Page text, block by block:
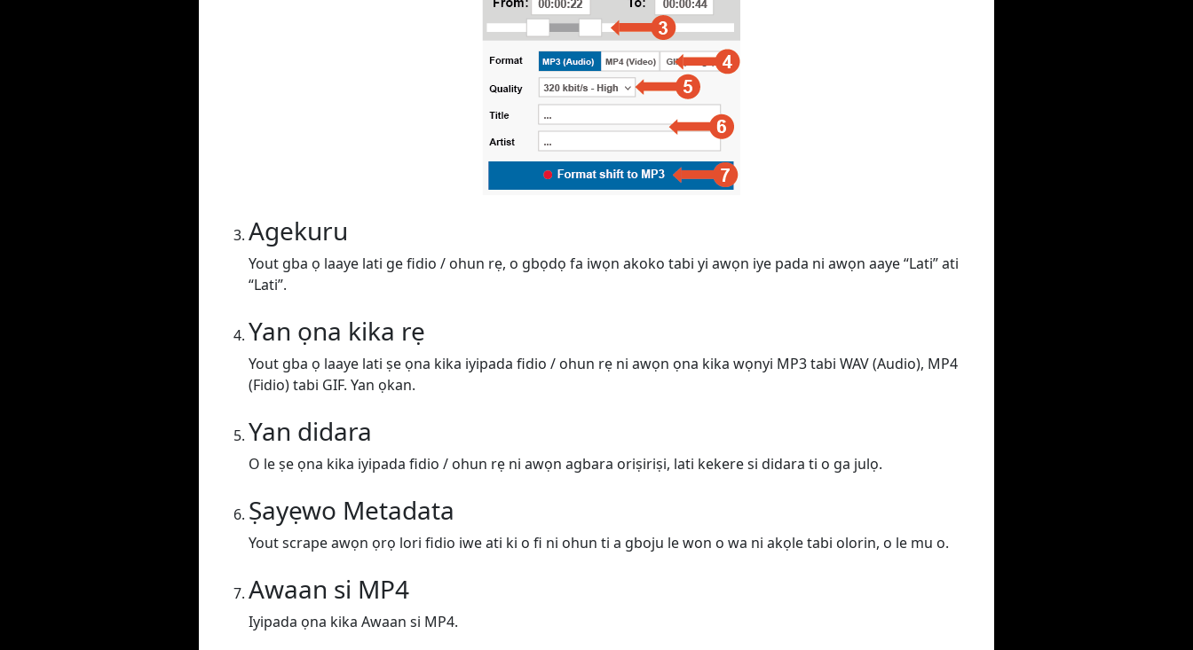
Agekuru
Yout gba ọ laaye lati ge fidio / ohun rẹ, o gbọdọ fa iwọn akoko tabi yi awọn iye pada ni awọn aaye “Lati” ati
“Lati”.
Yan ọna kika rẹ
Yout gba ọ laaye lati ṣe ọna kika iyipada fidio / ohun rẹ ni awọn ọna kika wọnyi MP3 tabi WAV (Audio), MP4
(Fidio) tabi GIF. Yan ọkan.
Yan didara
O le ṣe ọna kika iyipada fidio / ohun rẹ ni awọn agbara oriṣiriṣi, lati kekere si didara ti o ga julọ.
Ṣayẹwo Metadata
Yout scrape awọn ọrọ lori fidio iwe ati ki o fi ni ohun ti a gboju le won o wa ni akọle tabi olorin, o le mu o.
Awaan si MP4
Iyipada ọna kika Awaan si MP4.